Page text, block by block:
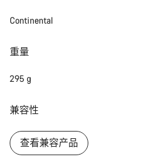
Continental
重量
295 g
兼容性
查看兼容产品